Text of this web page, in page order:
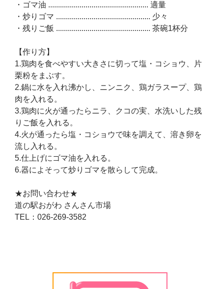
・ゴマ油 ................................................... 適量
・炒りゴマ ................................................ 少々
・残りご飯 ................................................ 茶碗1杯分
【作り方】
1.鶏肉を食べやすい大きさに切って塩・コショウ、片
栗粉をまぶす。
2.鍋に水を入れ沸かし、ニンニク、鶏ガラスープ、鶏
肉を入れる。
3.鶏肉に火が通ったらニラ、クコの実、水洗いした残
りご飯を入れる。
4.火が通ったら塩・コショウで味を調えて、溶き卵を
流し入れる。
5.仕上げにゴマ油を入れる。
6.器によそって炒りゴマを散らして完成。
★お問い合わせ★
道の駅おがわ さんさん市場
TEL：026-269-3582